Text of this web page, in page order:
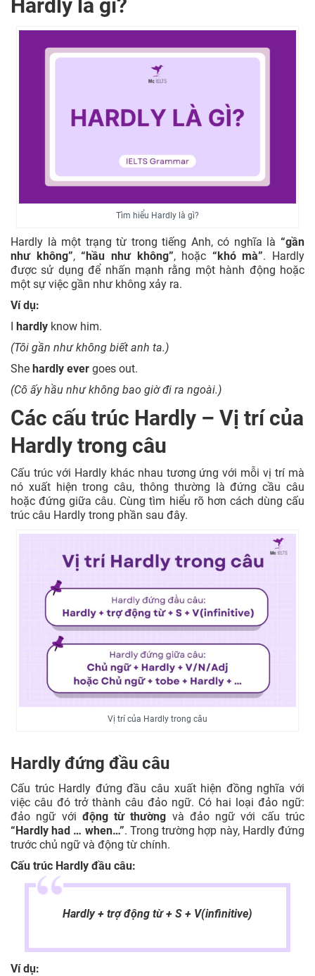
Hardly là gì?
Tìm hiểu Hardly là gì?
Hardly là một trạng từ trong tiếng Anh, có nghĩa là “gần
như không”,“hầu như không”, hoặc “khó mà”. Hardly
được sử dụng để nhấn mạnh rằng một hành động hoặc
một sự việc gần như không xảy ra.
Ví dụ:
I hardly know him.
(Tôi gần như không biết anh ta.)
She hardly ever goes out.
(Cô ấy hầu như không bao giờ đi ra ngoài.)
Các cấu trúc Hardly – Vị trí của
Hardly trong câu
Cấu trúc với Hardly khác nhau tương ứng với mỗi vị trí mà
nó xuất hiện trong câu, thông thường là đứng cầu câu
hoặc đứng giữa câu. Cùng tìm hiểu rõ hơn cách dùng cấu
trúc câu Hardly trong phần sau đây.
Vị trí của Hardly trong câu
Hardly đứng đầu câu
Cấu trúc Hardly đứng đầu câu xuất hiện đồng nghĩa với
việc câu đó trở thành câu đảo ngữ. Có hai loại đảo ngữ:
đảo ngữ với động từ thường và đảo ngữ với cấu trúc
“Hardly had … when…”. Trong trường hợp này, Hardly đứng
trước chủ ngữ và động từ chính.
Cấu trúc Hardly đầu câu:
Hardly + trợ động từ + S + V(infinitive)
Ví dụ: